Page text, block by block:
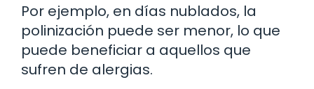
Por ejemplo, en días nublados, la
polinización puede ser menor, lo que
puede beneficiar a aquellos que
sufren de alergias.